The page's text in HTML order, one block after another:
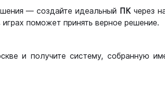
— создайте идеальный ПК через
поможет принять верное решение.
и получите систему, собранную